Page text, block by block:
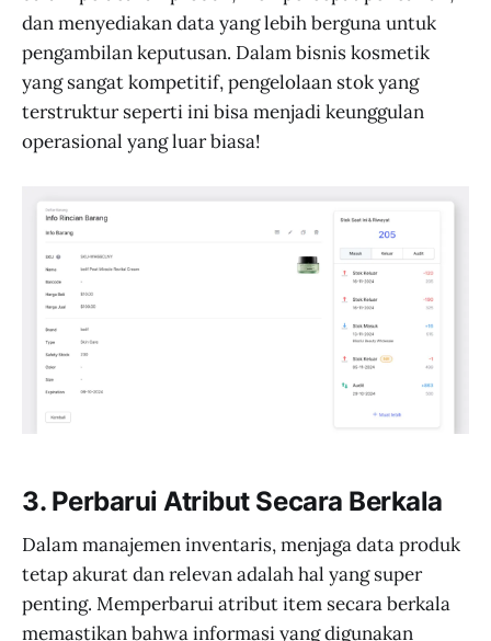
dan menyediakan data yang lebih berguna untuk
pengambilan keputusan. Dalam bisnis kosmetik
yang sangat kompetitif, pengelolaan stok yang
terstruktur seperti ini bisa menjadi keunggulan
operasional yang luar biasa!
3. Perbarui Atribut Secara Berkala
Dalam manajemen inventaris, menjaga data produk
tetap akurat dan relevan adalah hal yang super
penting. Memperbarui atribut item secara berkala
memastikan bahwa informasi yang digunakan